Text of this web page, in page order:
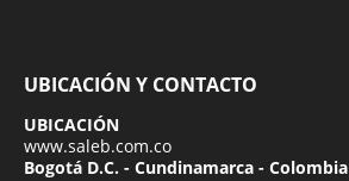
UBICACIÓN Y CONTACTO
UBICACIÓN
www.saleb.com.co
Bogotá D.C. - Cundinamarca - Colombia